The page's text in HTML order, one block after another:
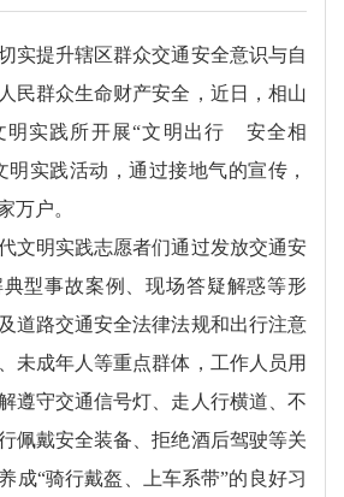
实提升辖区群众交通安全意识与自
民群众生命财产安全，近日，相山
明实践所开展“文明出行 安全相
明实践活动，通过接地气的宣传，
万户。
文明实践志愿者们通过发放交通安
型事故案例、现场答疑解惑等形
道路交通安全法律法规和出行注意
未成年人等重点群体，工作人员用
遵守交通信号灯、走人行横道、不
佩戴安全装备、拒绝酒后驾驶等关
成“骑行戴盔、上车系带”的良好习